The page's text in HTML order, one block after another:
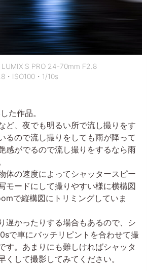
S PRO 24-70mm F2.8
ISO100・1/10s
た作品。
ど、夜でも明るい所で流し撮りをす
るので流し撮りをしても雨が降って
感がでるので流し撮りをするなら雨
体の速度によってシャッタースピー
モードにして撮りやすい様に横構図
で縦構図にトリミングしていま
遅かったりする場合もあるので、シ
で車にバッチリピントを合わせて撮
す。あまりにも難しければシャッタ
くして撮影してみてください。